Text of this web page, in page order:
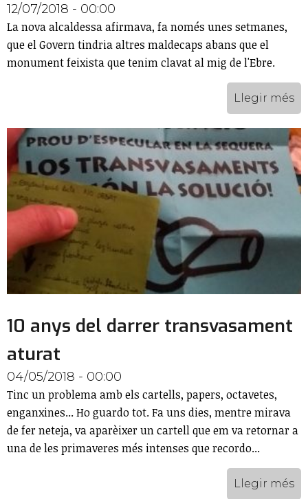
12/07/2018 - 00:00
La nova alcaldessa afirmava, fa només unes setmanes,
que el Govern tindria altres maldecaps abans que el
monument feixista que tenim clavat al mig de l'Ebre.
Llegir més
10 anys del darrer transvasament
aturat
04/05/2018 - 00:00
Tinc un problema amb els cartells, papers, octavetes,
enganxines... Ho guardo tot. Fa uns dies, mentre mirava
de fer neteja, va aparèixer un cartell que em va retornar a
una de les primaveres més intenses que recordo...
Llegir més